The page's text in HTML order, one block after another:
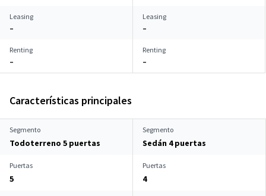
Leasing
–
Leasing
–
Renting
–
Renting
–
Características principales
Segmento
Todoterreno 5 puertas
Segmento
Sedán 4 puertas
Puertas
5
Puertas
4